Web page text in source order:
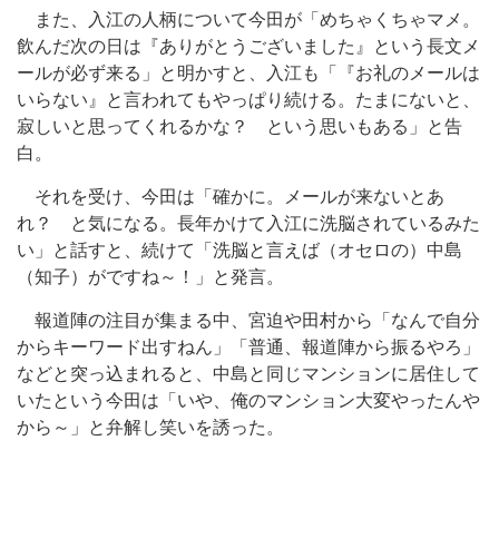
また、入江の人柄について今田が「めちゃくちゃマメ。
飲んだ次の日は『ありがとうございました』という長文メ
ールが必ず来る」と明かすと、入江も「『お礼のメールは
いらない』と言われてもやっぱり続ける。たまにないと、
寂しいと思ってくれるかな？ という思いもある」と告
白。
それを受け、今田は「確かに。メールが来ないとあ
れ？ と気になる。長年かけて入江に洗脳されているみた
い」と話すと、続けて「洗脳と言えば（オセロの）中島
（知子）がですね～！」と発言。
報道陣の注目が集まる中、宮迫や田村から「なんで自分
からキーワード出すねん」「普通、報道陣から振るやろ」
などと突っ込まれると、中島と同じマンションに居住して
いたという今田は「いや、俺のマンション大変やったんや
から～」と弁解し笑いを誘った。